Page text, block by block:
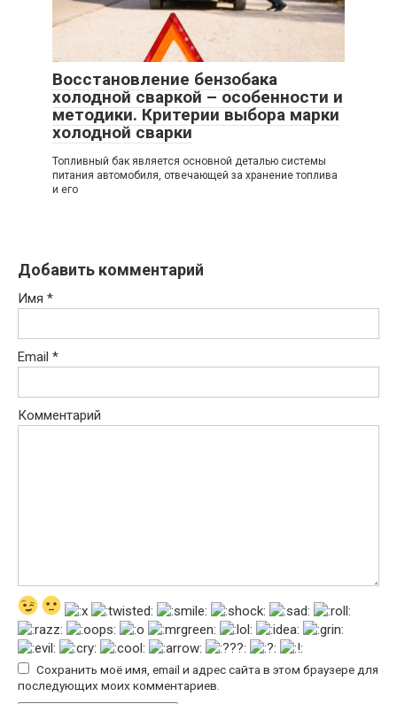
Восстановление бензобака
холодной сваркой – особенности и
методики. Критерии выбора марки
холодной сварки
Топливный бак является основной деталью системы
питания автомобиля, отвечающей за хранение топлива
и его
Добавить комментарий
Имя *
Email *
Комментарий
Сохранить моё имя, email и адрес сайта в этом браузере для
последующих моих комментариев.